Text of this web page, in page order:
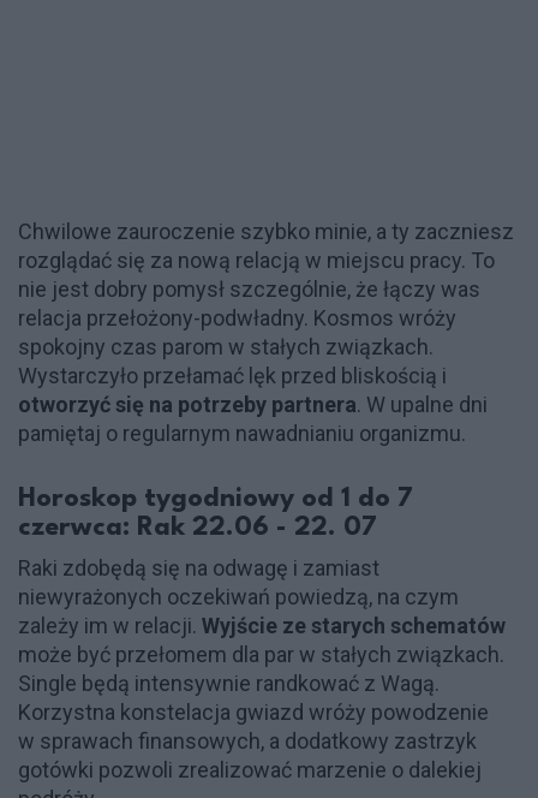
Chwilowe zauroczenie szybko minie, a ty zaczniesz
rozglądać się za nową relacją w miejscu pracy. To
nie jest dobry pomysł szczególnie, że łączy was
relacja przełożony-podwładny. Kosmos wróży
spokojny czas parom w stałych związkach.
Wystarczyło przełamać lęk przed bliskością i
otworzyć się na potrzeby partnera. W upalne dni
pamiętaj o regularnym nawadnianiu organizmu.
Horoskop tygodniowy od 1 do 7
czerwca: Rak 22.06 - 22. 07
Raki zdobędą się na odwagę i zamiast
niewyrażonych oczekiwań powiedzą, na czym
zależy im w relacji. Wyjście ze starych schematów
może być przełomem dla par w stałych związkach.
Single będą intensywnie randkować z Wagą.
Korzystna konstelacja gwiazd wróży powodzenie
w sprawach finansowych, a dodatkowy zastrzyk
gotówki pozwoli zrealizować marzenie o dalekiej